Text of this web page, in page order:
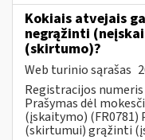
Kokiais atvejais
negrąžinti
(skirtumo)?
Web turinio sąrašas
Registracijos
Prašymas dėl
(įskaitymo) (FR0781)
(skirtumui) grąžinti